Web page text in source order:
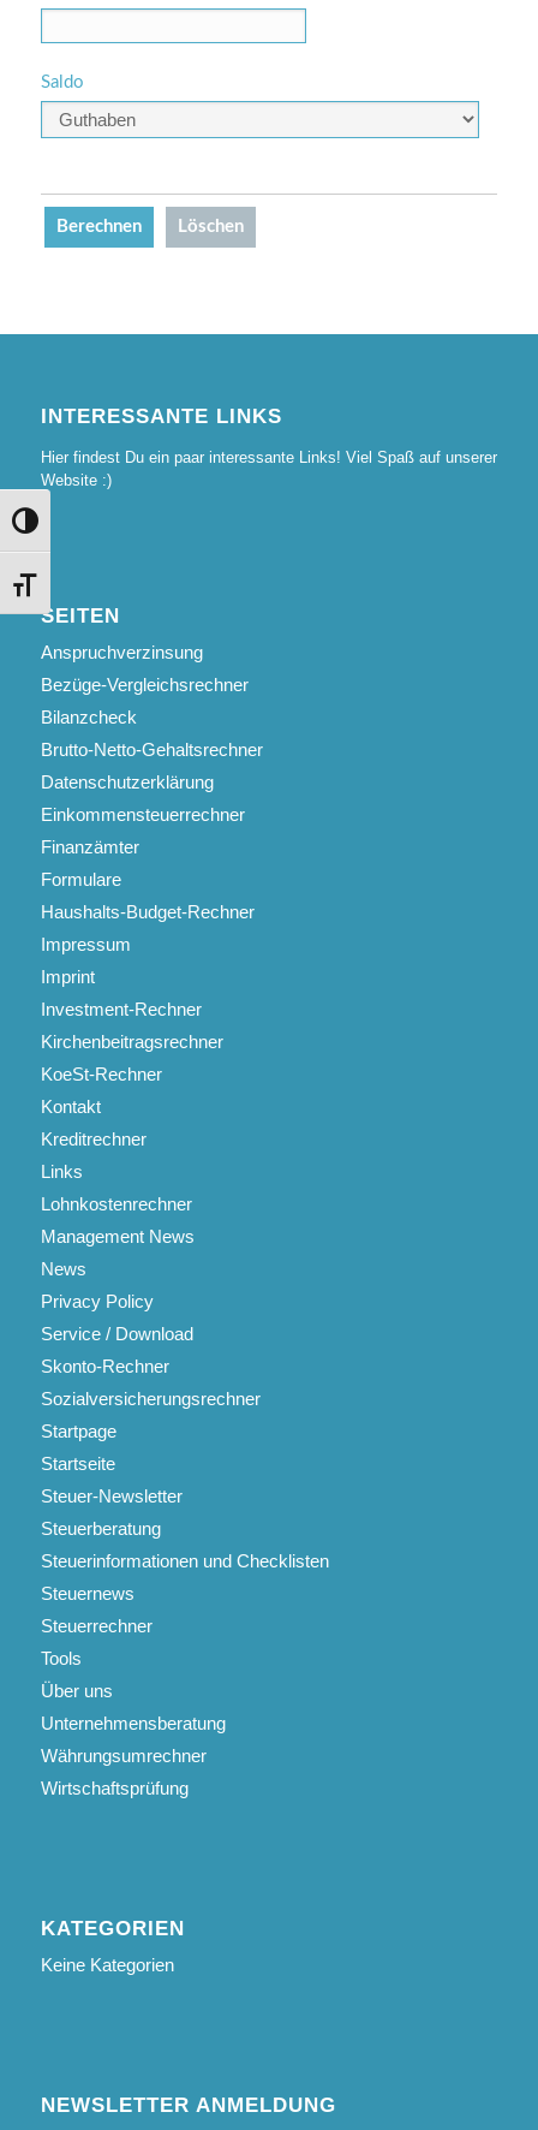
Umschalten auf hohe Kontraste
Schrift vergrößern
Saldo
INTERESSANTE LINKS
Hier findest Du ein paar interessante Links! Viel Spaß auf unserer
Website :)
SEITEN
Anspruchverzinsung
Bezüge-Vergleichsrechner
Bilanzcheck
Brutto-Netto-Gehaltsrechner
Datenschutzerklärung
Einkommensteuerrechner
Finanzämter
Formulare
Haushalts-Budget-Rechner
Impressum
Imprint
Investment-Rechner
Kirchenbeitragsrechner
KoeSt-Rechner
Kontakt
Kreditrechner
Links
Lohnkostenrechner
Management News
News
Privacy Policy
Service / Download
Skonto-Rechner
Sozialversicherungsrechner
Startpage
Startseite
Steuer-Newsletter
Steuerberatung
Steuerinformationen und Checklisten
Steuernews
Steuerrechner
Tools
Über uns
Unternehmensberatung
Währungsumrechner
Wirtschaftsprüfung
KATEGORIEN
Keine Kategorien
NEWSLETTER ANMELDUNG